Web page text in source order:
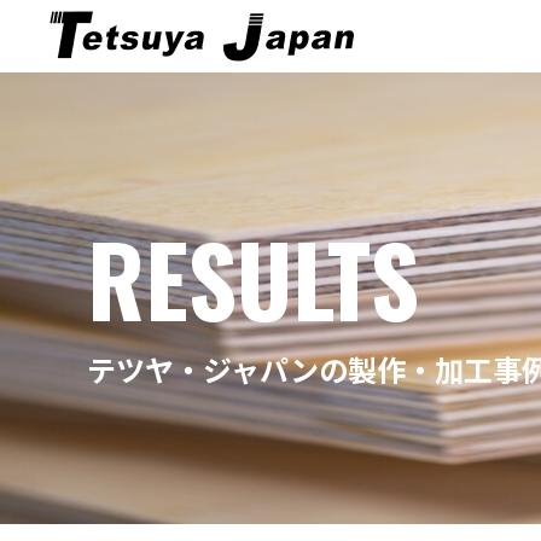
RESULTS
テツヤ・ジャパンの製作・加工事